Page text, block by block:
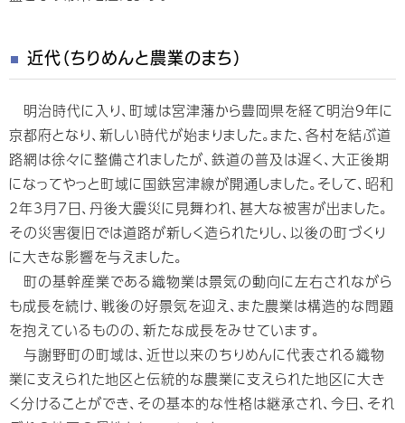
近代（ちりめんと農業のまち）
明治時代に入り、町域は宮津藩から豊岡県を経て明治9年に
京都府となり、新しい時代が始まりました。また、各村を結ぶ道
路網は徐々に整備されましたが、鉄道の普及は遅く、大正後期
になってやっと町域に国鉄宮津線が開通しました。そして、昭和
2年3月7日、丹後大震災に見舞われ、甚大な被害が出ました。
その災害復旧では道路が新しく造られたりし、以後の町づくり
に大きな影響を与えました。
町の基幹産業である織物業は景気の動向に左右されながら
も成長を続け、戦後の好景気を迎え、また農業は構造的な問題
を抱えているものの、新たな成長をみせています。
与謝野町の町域は、近世以来のちりめんに代表される織物
業に支えられた地区と伝統的な農業に支えられた地区に大き
く分けることができ、その基本的な性格は継承され、今日、それ